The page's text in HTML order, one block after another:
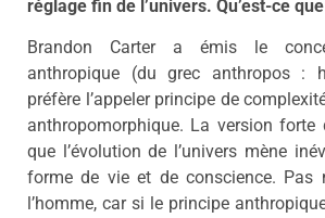
réglage fin de l’univers. Qu’est-ce
Brandon Carter a émis le
anthropique (du grec anthropos :
préfère l’appeler principe de
anthropomorphique. La version
que l’évolution de l’univers mène
forme de vie et de conscience. Pas
l’homme, car si le principe